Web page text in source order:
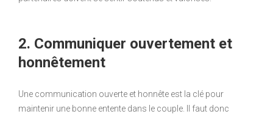
2. Communiquer ouvertement et
honnêtement
Une communication ouverte et honnête est la clé pour
maintenir une bonne entente dans le couple. Il faut donc